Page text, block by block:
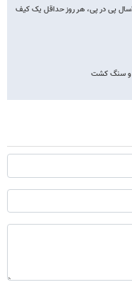
دزدان، مسافر پایتخت را پای چوبه دار بردند/2سال پی در پی، هر روز حداقل یک کیف